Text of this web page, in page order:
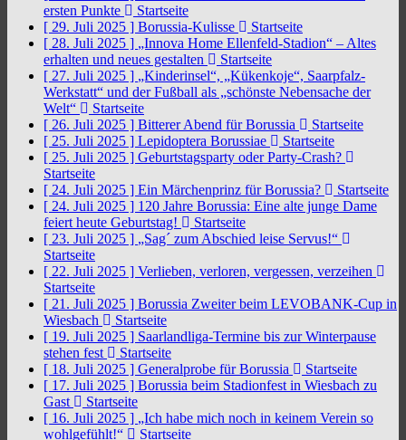
ersten Punkte
Startseite
[ 29. Juli 2025 ] Borussia-Kulisse
Startseite
[ 28. Juli 2025 ] „Innova Home Ellenfeld-Stadion“ – Altes
erhalten und neues gestalten
Startseite
[ 27. Juli 2025 ] „Kinderinsel“, „Kükenkoje“, Saarpfalz-
Werkstatt“ und der Fußball als „schönste Nebensache der
Welt“
Startseite
[ 26. Juli 2025 ] Bitterer Abend für Borussia
Startseite
[ 25. Juli 2025 ] Lepidoptera Borussiae
Startseite
[ 25. Juli 2025 ] Geburtstagsparty oder Party-Crash?
Startseite
[ 24. Juli 2025 ] Ein Märchenprinz für Borussia?
Startseite
[ 24. Juli 2025 ] 120 Jahre Borussia: Eine alte junge Dame
feiert heute Geburtstag!
Startseite
[ 23. Juli 2025 ] „Sag´ zum Abschied leise Servus!“
Startseite
[ 22. Juli 2025 ] Verlieben, verloren, vergessen, verzeihen
Startseite
[ 21. Juli 2025 ] Borussia Zweiter beim LEVOBANK-Cup in
Wiesbach
Startseite
[ 19. Juli 2025 ] Saarlandliga-Termine bis zur Winterpause
stehen fest
Startseite
[ 18. Juli 2025 ] Generalprobe für Borussia
Startseite
[ 17. Juli 2025 ] Borussia beim Stadionfest in Wiesbach zu
Gast
Startseite
[ 16. Juli 2025 ] „Ich habe mich noch in keinem Verein so
wohlgefühlt!“
Startseite